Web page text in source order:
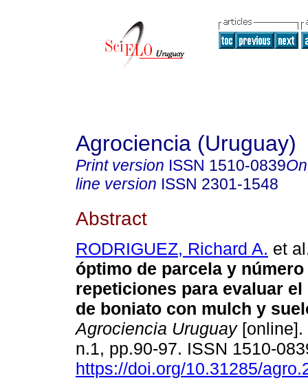
Agrociencia (Uruguay)
Print version ISSN 1510-0839
line version ISSN 2301-1548
Abstract
RODRIGUEZ, Richard A. et
óptimo de parcela y número
repeticiones para evaluar
de boniato con mulch y
Agrociencia Uruguay[online].
n.1, pp.90-97. ISSN 1510-
https://doi.org/10.31285/